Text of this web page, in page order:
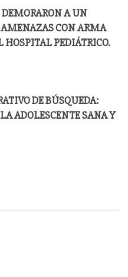
A UN
CON ARMA
HOSPITAL PEDIÁTRICO.
DE BÚSQUEDA:
ADOLESCENTE SANA Y